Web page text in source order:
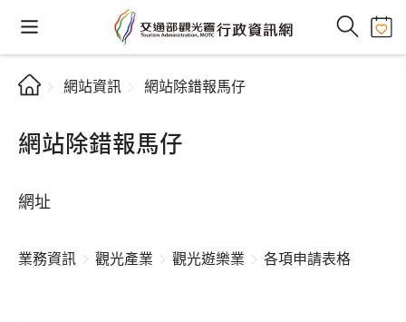
網站資訊 網站除錯報馬仔
網站除錯報馬仔
網址
業務資訊 觀光產業 觀光遊樂業 各項申請表格